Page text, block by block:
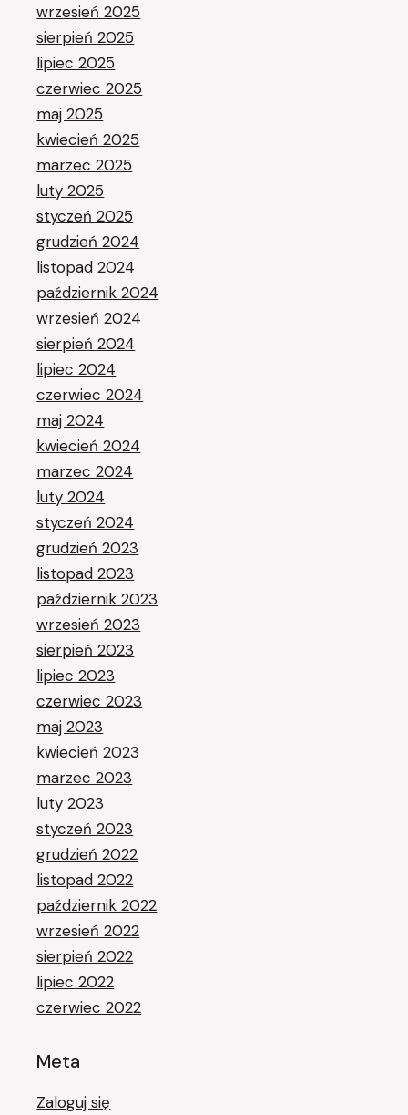
wrzesień 2025
sierpień 2025
lipiec 2025
czerwiec 2025
maj 2025
kwiecień 2025
marzec 2025
luty 2025
styczeń 2025
grudzień 2024
listopad 2024
październik 2024
wrzesień 2024
sierpień 2024
lipiec 2024
czerwiec 2024
maj 2024
kwiecień 2024
marzec 2024
luty 2024
styczeń 2024
grudzień 2023
listopad 2023
październik 2023
wrzesień 2023
sierpień 2023
lipiec 2023
czerwiec 2023
maj 2023
kwiecień 2023
marzec 2023
luty 2023
styczeń 2023
grudzień 2022
listopad 2022
październik 2022
wrzesień 2022
sierpień 2022
lipiec 2022
czerwiec 2022
Meta
Zaloguj się